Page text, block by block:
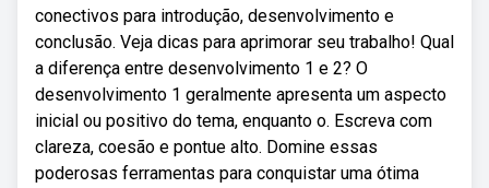
conectivos para introdução, desenvolvimento e
conclusão. Veja dicas para aprimorar seu trabalho! Qual
a diferença entre desenvolvimento 1 e 2? O
desenvolvimento 1 geralmente apresenta um aspecto
inicial ou positivo do tema, enquanto o. Escreva com
clareza, coesão e pontue alto. Domine essas
poderosas ferramentas para conquistar uma ótima